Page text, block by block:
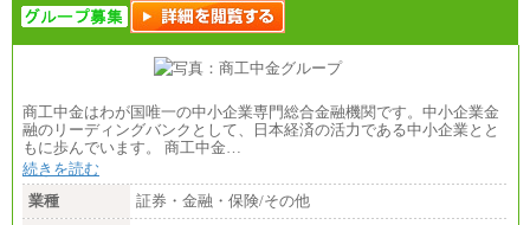
商工中金はわが国唯一の中小企業専門総合金融機関です。中小企業金
融のリーディングバンクとして、日本経済の活力である中小企業とと
もに歩んでいます。 商工中金…
続きを読む
業種
証券・金融・保険/その他